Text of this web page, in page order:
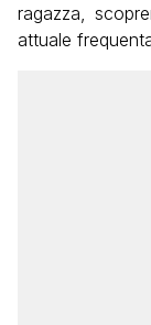
ragazza,
attuale